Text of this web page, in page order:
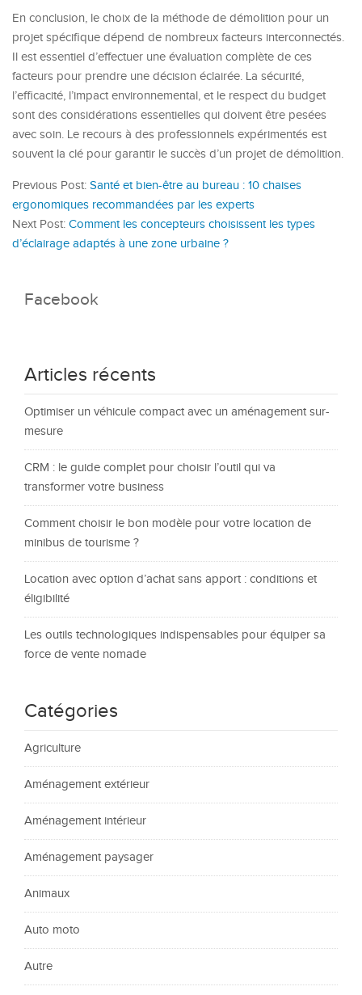
En conclusion, le choix de la méthode de démolition pour un
projet spécifique dépend de nombreux facteurs interconnectés.
Il est essentiel d’effectuer une évaluation complète de ces
facteurs pour prendre une décision éclairée. La sécurité,
l’efficacité, l’impact environnemental, et le respect du budget
sont des considérations essentielles qui doivent être pesées
avec soin. Le recours à des professionnels expérimentés est
souvent la clé pour garantir le succès d’un projet de démolition.
Previous Post: Santé et bien-être au bureau : 10 chaises
ergonomiques recommandées par les experts
Next Post: Comment les concepteurs choisissent les types
d’éclairage adaptés à une zone urbaine ?
Facebook
Articles récents
Optimiser un véhicule compact avec un aménagement sur-
mesure
CRM : le guide complet pour choisir l’outil qui va
transformer votre business
Comment choisir le bon modèle pour votre location de
minibus de tourisme ?
Location avec option d’achat sans apport : conditions et
éligibilité
Les outils technologiques indispensables pour équiper sa
force de vente nomade
Catégories
Agriculture
Aménagement extérieur
Aménagement intérieur
Aménagement paysager
Animaux
Auto moto
Autre